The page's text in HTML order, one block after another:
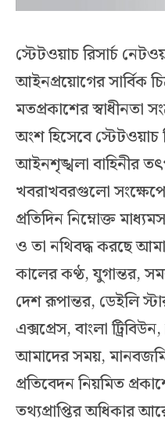
স্টেটওয়াচ রিসার্চ
আইনপ্রয়োগের সার্বিক
মতপ্রকাশের স্বাধীনতা
অংশ হিসেবে
আইনশৃঙ্খলা বাহিনীর
খবরাখবরগুলো
প্রতিদিন নিম্নোক্ত
ও তা নথিবদ্ধ করছে
কালের কণ্ঠ, যুগান্তর,
দেশ রূপান্তর, ডেইলি
এক্সপ্রেস, বাংলা
আমাদের সময়,
প্রতিবেদন নিয়মিত
তথ্যপ্রাপ্তির অধিকার